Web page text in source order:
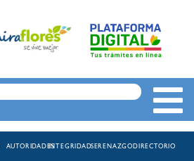
AUTORIDADESINTEGRIDADSERENAZGODIRECTORIO